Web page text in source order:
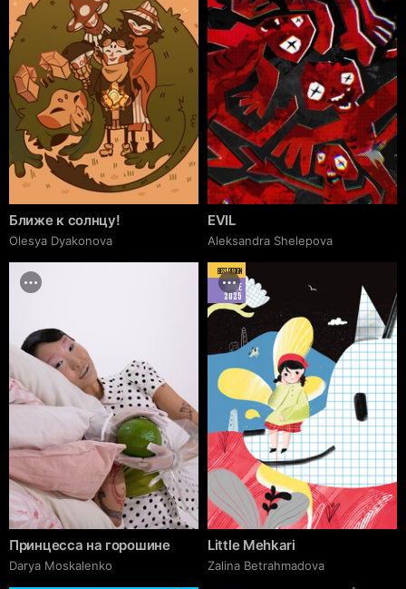
Ближе к солнцу!
Olesya Dyakonova
EVIL
Aleksandra Shelepova
Принцесса на горошине
Darya Moskalenko
BEST DESIGN
JUNE
2025
Little Mehkari
Zalina Betrahmadova